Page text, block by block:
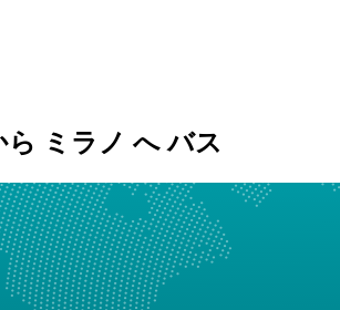
ミラノ へ バス